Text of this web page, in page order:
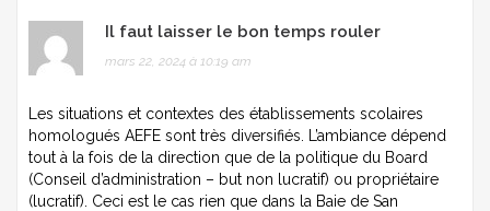
Il faut laisser le bon temps rouler
mars 22, 2024 à 10:19 am
Les situations et contextes des établissements scolaires
homologués AEFE sont très diversifiés. L’ambiance dépend
tout à la fois de la direction que de la politique du Board
(Conseil d’administration – but non lucratif) ou propriétaire
(lucratif). Ceci est le cas rien que dans la Baie de San